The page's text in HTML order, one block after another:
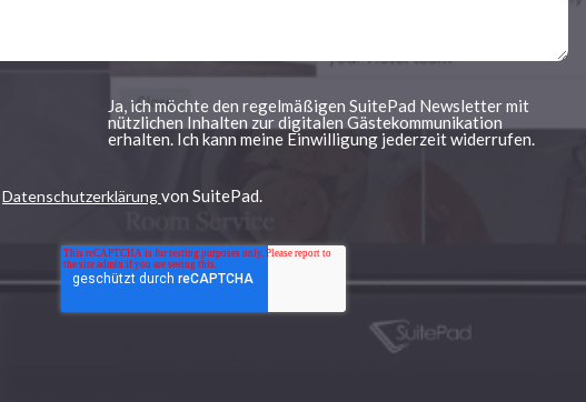
Ja, ich möchte den regelmäßigen SuitePad Newsletter mit
nützlichen Inhalten zur digitalen Gästekommunikation
erhalten. Ich kann meine Einwilligung jederzeit widerrufen.
Datenschutzerklärungvon SuitePad.